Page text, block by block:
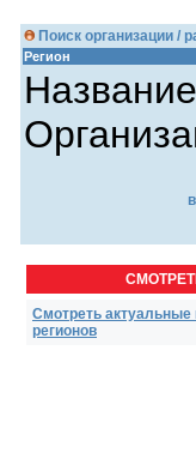
Поиск организации /
Регион
Название
Смотреть актуальные
регионов